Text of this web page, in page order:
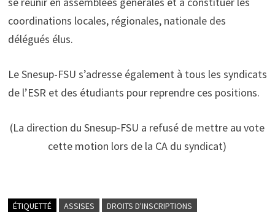
coordinations locales, régionales, nationale des
délégués élus.
Le Snesup-FSU s’adresse également à tous les syndicats
de l’ESR et des étudiants pour reprendre ces positions.
(La direction du Snesup-FSU a refusé de mettre au vote
cette motion lors de la CA du syndicat)
ÉTIQUETTÉ ASSISES DROITS D'INSCRIPTIONS